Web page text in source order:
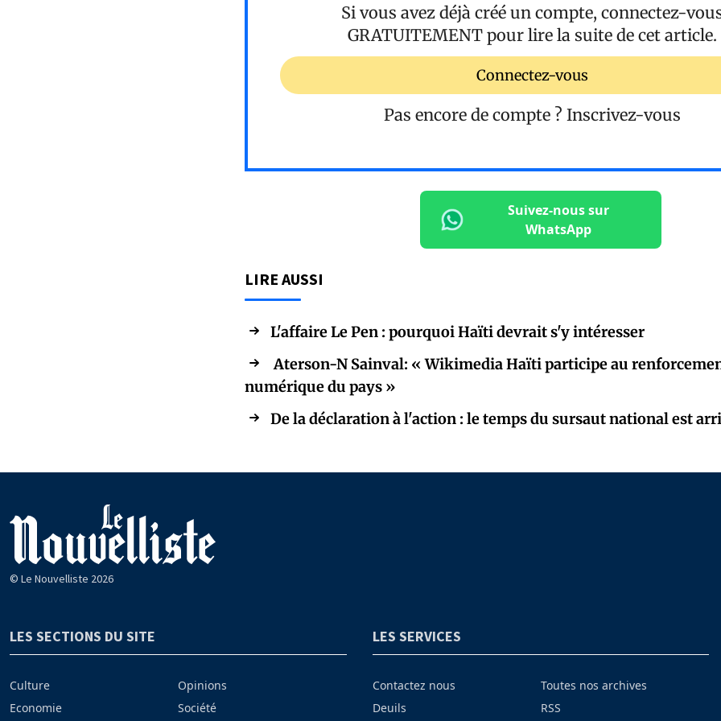
Si vous avez déjà créé un compte, connectez-
GRATUITEMENT pour lire la suite de cet article.
Connectez-vous
Pas encore de compte ? Inscrivez-vous
Suivez-nous sur
WhatsApp
LIRE AUSSI
L'affaire Le Pen : pourquoi Haïti devrait s'y intéresser
Aterson-N Sainval: « Wikimedia Haïti participe au
numérique du pays »
De la déclaration à l'action : le temps du sursaut national est
© Le Nouvelliste 2026
LES SECTIONS DU SITE
Culture
Economie
Opinions
Société
LES SERVICES
Contactez nous
Deuils
Toutes nos archives
RSS